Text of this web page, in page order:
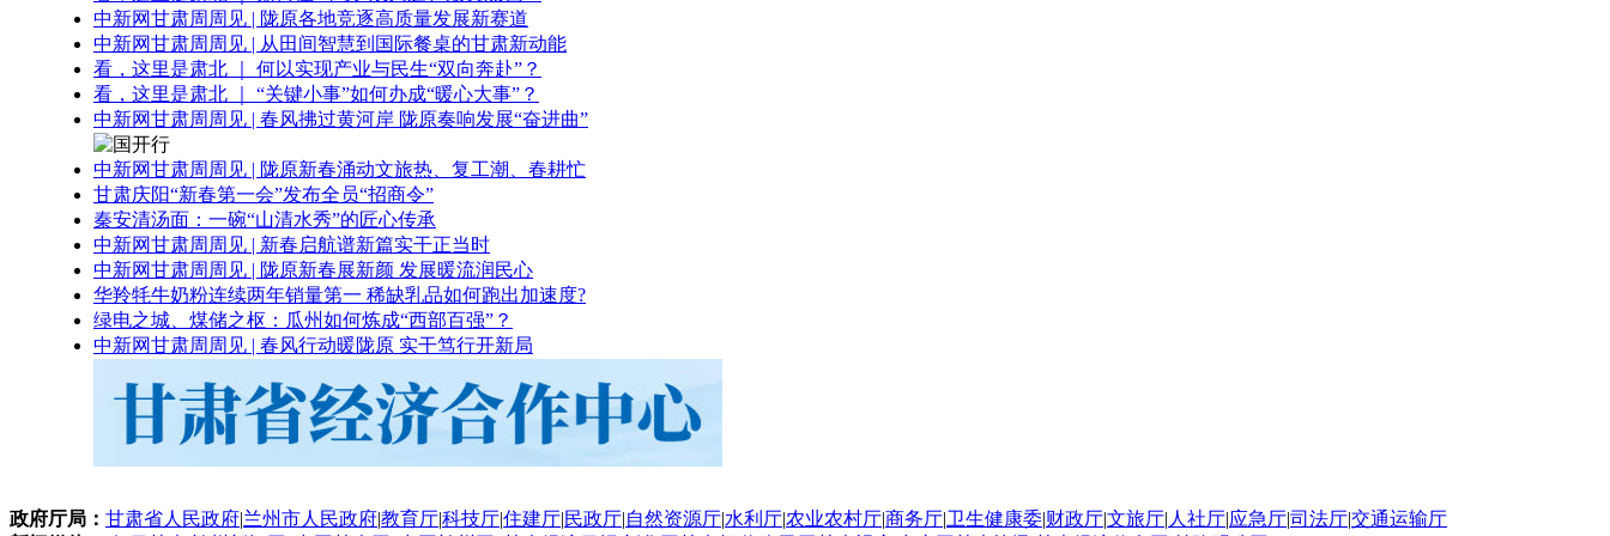
中新网甘肃周周见 | 陇原各地竞逐高质量发展新赛道
中新网甘肃周周见 | 从田间智慧到国际餐桌的甘肃新动能
看，这里是肃北 ｜ 何以实现产业与民生“双向奔赴”？
看，这里是肃北 ｜ “关键小事”如何办成“暖心大事”？
中新网甘肃周周见 | 春风拂过黄河岸 陇原奏响发展“奋进曲”
中新网甘肃周周见 | 陇原新春涌动文旅热、复工潮、春耕忙
甘肃庆阳“新春第一会”发布全员“招商令”
秦安清汤面：一碗“山清水秀”的匠心传承
中新网甘肃周周见 | 新春启航谱新篇实干正当时
中新网甘肃周周见 | 陇原新春展新颜 发展暖流润民心
华羚牦牛奶粉连续两年销量第一 稀缺乳品如何跑出加速度?
绿电之城、煤储之枢：瓜州如何炼成“西部百强”？
中新网甘肃周周见 | 春风行动暖陇原 实干笃行开新局
政府厅局： 甘肃省人民政府|兰州市人民政府|教育厅|科技厅|住建厅|民政厅|自然资源厅|水利厅|农业农村厅|商务厅|卫生健康委|财政厅|文旅厅| 人社厅|应急厅|司法厅|交通运输厅